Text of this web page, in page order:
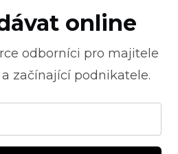
online
odborníci pro majitele
začínající podnikatele.